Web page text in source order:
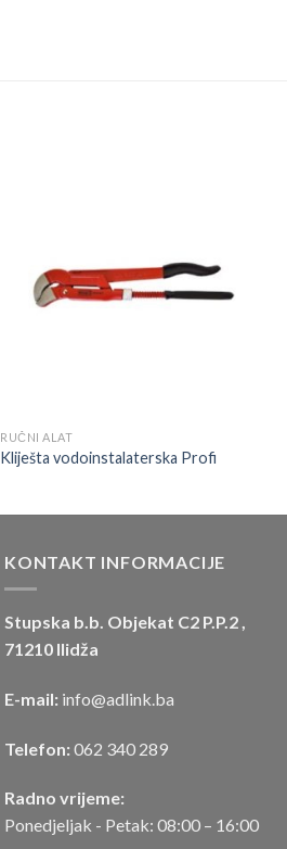
RUČNI ALAT
Kliješta vodoinstalaterska Profi
KONTAKT INFORMACIJE
Stupska b.b. Objekat C2 P.P.2 ,
71210 Ilidža
E-mail: info@adlink.ba
Telefon: 062 340 289
Radno vrijeme:
Ponedjeljak - Petak: 08:00 – 16:00